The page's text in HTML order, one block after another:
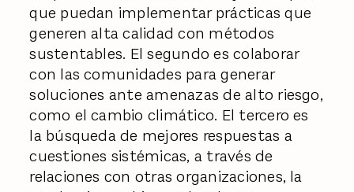
que puedan implementar prácticas que
generen alta calidad con métodos
sustentables. El segundo es colaborar
con las comunidades para generar
soluciones ante amenazas de alto riesgo,
como el cambio climático. El tercero es
la búsqueda de mejores respuestas a
cuestiones sistémicas, a través de
relaciones con otras organizaciones, la